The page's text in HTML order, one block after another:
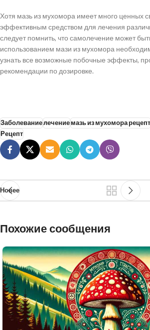
Хотя мазь из мухомора имеет много ценных
эффективным средством для лечения
следует помнить, что самолечение может
использованием мази из мухомора
узнать все возможные побочные эффекты,
рекомендации по дозировке.
Заболеваниелечениемазь из мухомора рецепт
Рецепт
Новее
Похожие сообщения